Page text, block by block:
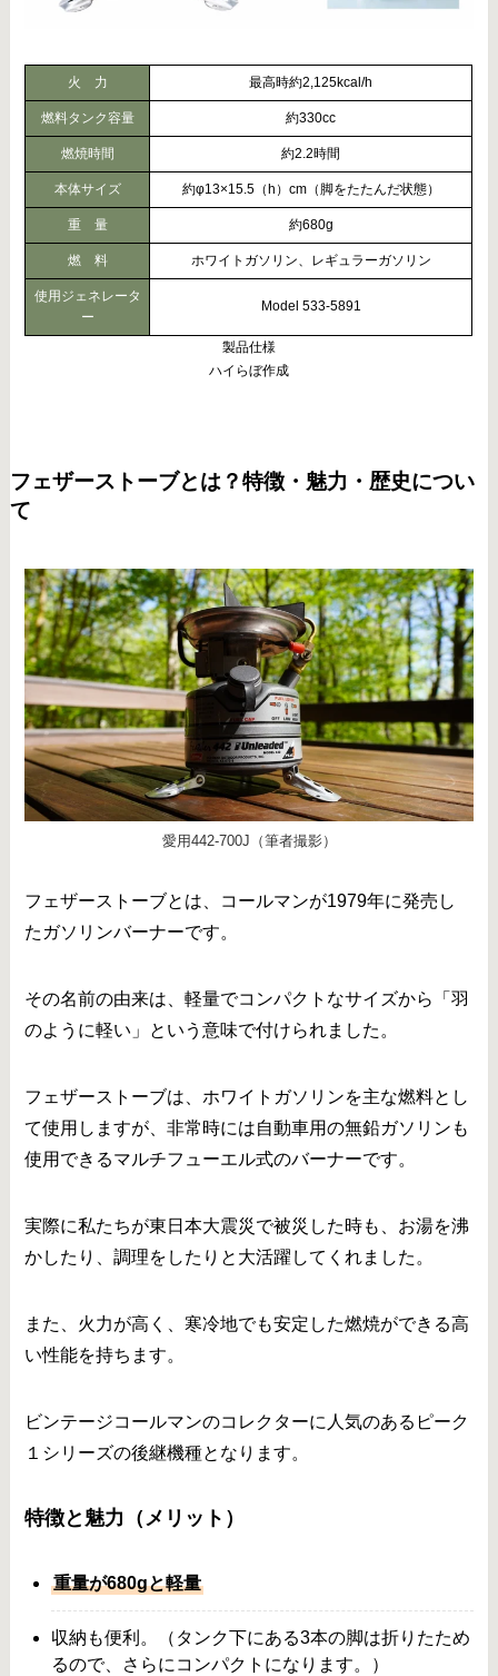
火 力 最高時約2,125kcal/h
燃料タンク容量 約330cc
燃焼時間 約2.2時間
本体サイズ 約φ13×15.5（h）cm（脚をたたんだ状態）
重 量 約680g
燃 料 ホワイトガソリン、レギュラーガソリン
使用ジェネレータ
ー
Model 533-5891
製品仕様
ハイらぼ作成
フェザーストーブとは？特徴・魅力・歴史につい
て
愛用442-700J（筆者撮影）
フェザーストーブとは、コールマンが1979年に発売し
たガソリンバーナーです。
その名前の由来は、軽量でコンパクトなサイズから「羽
のように軽い」という意味で付けられました。
フェザーストーブは、ホワイトガソリンを主な燃料とし
て使用しますが、非常時には自動車用の無鉛ガソリンも
使用できるマルチフューエル式のバーナーです。
実際に私たちが東日本大震災で被災した時も、お湯を沸
かしたり、調理をしたりと大活躍してくれました。
また、火力が高く、寒冷地でも安定した燃焼ができる高
い性能を持ちます。
ビンテージコールマンのコレクターに人気のあるピーク
１シリーズの後継機種となります。
特徴と魅力（メリット）
重量が680gと軽量
収納も便利。（タンク下にある3本の脚は折りたため
るので、さらにコンパクトになります。）